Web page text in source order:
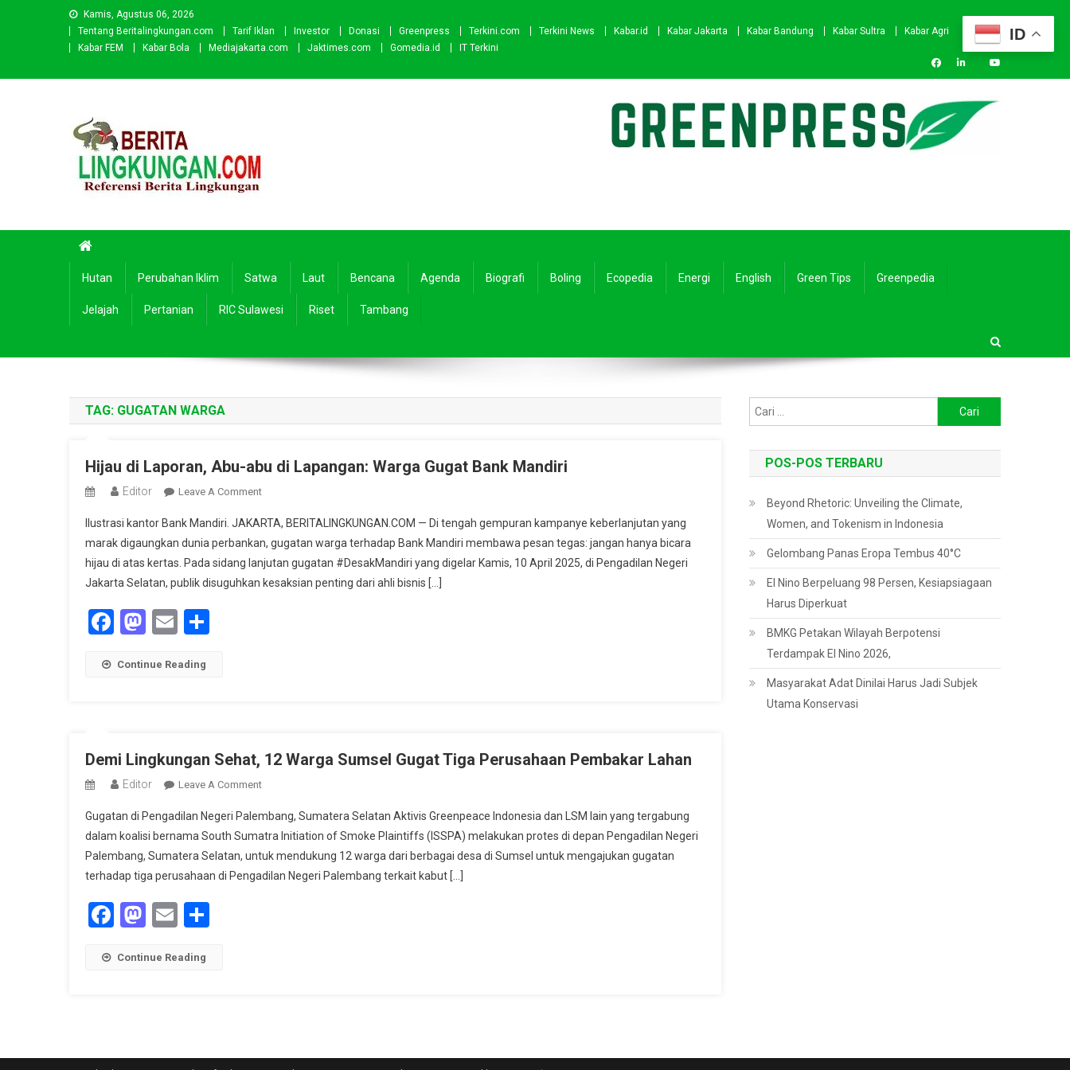
Kamis, Agustus 06, 2026
Tentang Beritalingkungan.com
Tarif Iklan Investor Donasi Greenpress Terkini.com Terkini News Kabar.id Kabar Jakarta Kabar Bandung Kabar Sultra
Kabar Agri
Kabar FEM
Kabar Bola Mediajakarta.com Jaktimes.com Gomedia.id IT Terkini
Hutan Perubahan Iklim Satwa Laut Bencana Agenda Biografi Boling Ecopedia Energi English Green Tips Greenpedia
Jelajah Pertanian RIC Sulawesi Riset Tambang
TAG: GUGATAN WARGA
Hijau di Laporan, Abu-abu di Lapangan: Warga Gugat Bank Mandiri
Editor Leave A CommentOn
Di
Laporan,
Abu-
Abu
Ilustrasi kantor Bank Mandiri. JAKARTA, BERITALINGKUNGAN.COM — Di tengah gempuran kampanye keberlanjutan yang
marak digaungkan dunia perbankan, gugatan warga terhadap Bank Mandiri membawa pesan tegas: jangan hanya bicara
hijau di atas kertas. Pada sidang lanjutan gugatan #DesakMandiri yang digelar Kamis, 10 April 2025, di Pengadilan Negeri
Jakarta Selatan, publik disuguhkan kesaksian penting dari ahli bisnis […]
Facebook
Mastodon
Email
Continue Reading
Demi Lingkungan Sehat, 12 Warga Sumsel Gugat Tiga Perusahaan Pembakar Lahan
Editor Leave A CommentOn
Lingkungan
Sehat,
12
Warga
Gugatan di Pengadilan Negeri Palembang, Sumatera Selatan Aktivis Greenpeace Indonesia dan LSM lain yang tergabung
dalam koalisi bernama South Sumatra Initiation of Smoke Plaintiffs (ISSPA) melakukan protes di depan Pengadilan Negeri
Palembang, Sumatera Selatan, untuk mendukung 12 warga dari berbagai desa di Sumsel untuk mengajukan gugatan
terhadap tiga perusahaan di Pengadilan Negeri Palembang terkait kabut […]
Facebook
Mastodon
Email
Continue Reading
untuk:
POS-POS TERBARU
Beyond Rhetoric: Unveiling the Climate,
Women, and Tokenism in Indonesia
Gelombang Panas Eropa Tembus 40°C
El Nino Berpeluang 98 Persen, Kesiapsiagaan
Harus Diperkuat
BMKG Petakan Wilayah Berpotensi
Terdampak El Nino 2026,
Masyarakat Adat Dinilai Harus Jadi Subjek
Utama Konservasi
ID